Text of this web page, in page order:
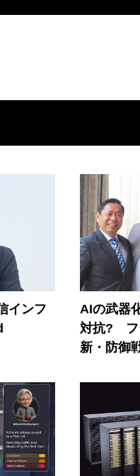
インフ
AIの武器
対抗? フ
新・防御